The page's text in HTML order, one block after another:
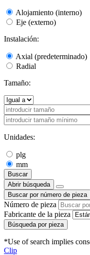
Alojamiento (interno)
Eje (externo)
Instalación:
Axial (predeterminado)
Radial
Tamaño:
Unidades:
plg
mm
Buscar
Abrir búsqueda
Buscar por número de pieza
Número de pieza
Fabricante de la pieza
Búsqueda por pieza
*Use of search implies
Clip